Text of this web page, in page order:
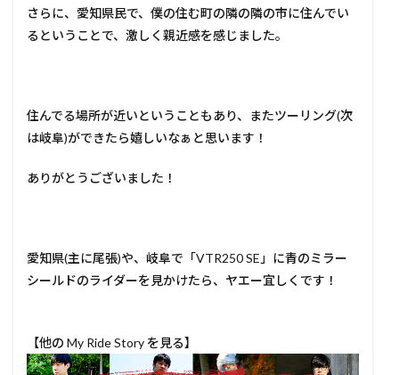
さらに、愛知県民で、僕の住む町の隣の隣の市に住んでい
るということで、激しく親近感を感じました。
住んでる場所が近いということもあり、またツーリング(次
は岐阜)ができたら嬉しいなぁと思います！
ありがとうございました！
愛知県(主に尾張)や、岐阜で「VTR250 SE」に青のミラー
シールドのライダーを見かけたら、ヤエー宜しくです！
【他の My Ride Story を見る】